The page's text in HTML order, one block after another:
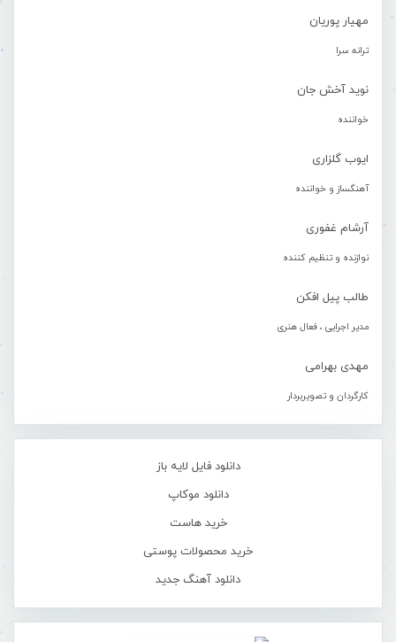
مهیار پوریان
ترانه سرا
نوید آخش جان
خواننده
ایوب گلزاری
آهنگساز و خواننده
آرشام غفوری
نوازنده و تنظیم کننده
طالب پیل افکن
مدیر اجرایی ، فعال هنری
مهدی بهرامی
کارگردان و تصویربردار
دانلود فایل لایه باز
دانلود موکاپ
خرید هاست
خرید محصولات پوستی
دانلود آهنگ جدید